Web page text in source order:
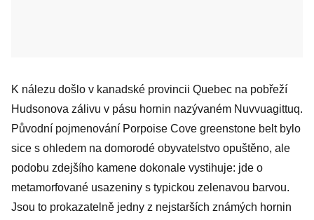
K nálezu došlo v kanadské provincii Quebec na pobřeží
Hudsonova zálivu v pásu hornin nazývaném Nuvvuagittuq.
Původní pojmenování Porpoise Cove greenstone belt bylo
sice s ohledem na domorodé obyvatelstvo opuštěno, ale
podobu zdejšího kamene dokonale vystihuje: jde o
metamorfované usazeniny s typickou zelenavou barvou.
Jsou to prokazatelně jedny z nejstarších známých hornin